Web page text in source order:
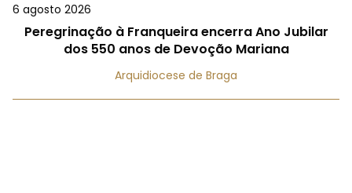
6 agosto 2026
Peregrinação à Franqueira encerra Ano Jubilar
dos 550 anos de Devoção Mariana
Arquidiocese de Braga